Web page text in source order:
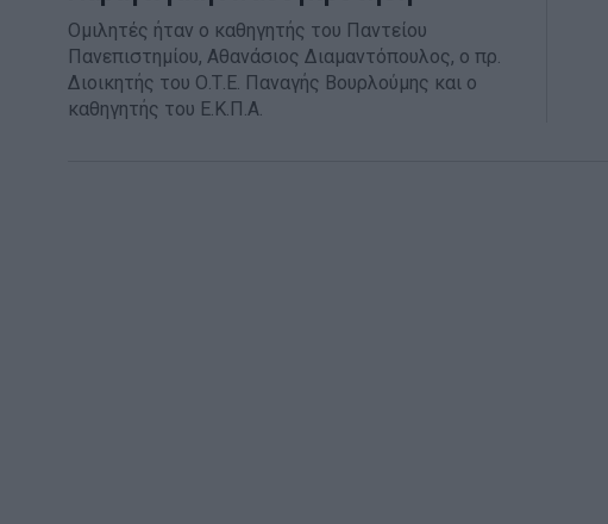
Ομιλητές ήταν ο καθηγητής τoυ Παντείου
Πανεπιστημίου, Αθανάσιος Διαμαντόπουλος, ο πρ.
Διοικητής του Ο.Τ.Ε. Παναγής Βουρλούμης και ο
καθηγητής του Ε.Κ.Π.Α.